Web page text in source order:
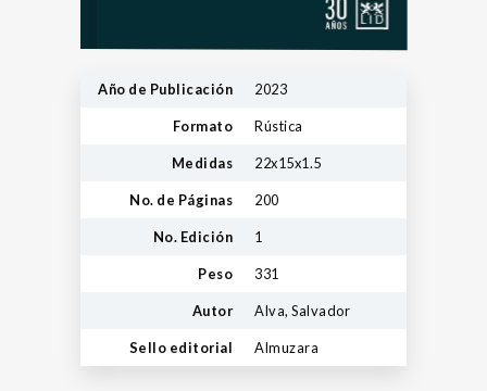
Año de Publicación 2023
Formato Rústica
Medidas 22x15x1.5
No. de Páginas 200
No. Edición 1
Peso 331
Autor Alva, Salvador
Sello editorial Almuzara